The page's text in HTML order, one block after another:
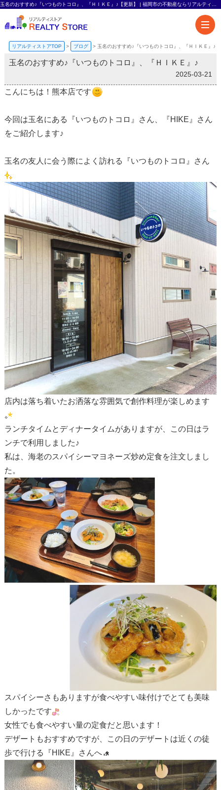
リアルティストアTOP > ブログ > 玉名のおすすめ♪『いつものトコロ』、『ＨＩＫＥ』♪
玉名のおすすめ♪『いつものトコロ』、『ＨＩＫＥ』♪
2025-03-21
こんにちは！熊本店です
今回は玉名にある『いつものトコロ』さん、『HIKE』さん
をご紹介します♪
玉名の友人に会う際によく訪れる『いつものトコロ』さん
店内は落ち着いたお洒落な雰囲気で創作料理が楽しめます
ランチタイムとディナータイムがありますが、この日はラ
ンチで利用しました♪
私は、海老のスパイシーマヨネーズ炒め定食を注文しまし
た。
スパイシーさもありますが食べやすい味付けでとても美味
しかったです
女性でも食べやすい量の定食だと思います！
デザートもおすすめですが、この日のデザートは近くの徒
歩で行ける『HIKE』さんへ